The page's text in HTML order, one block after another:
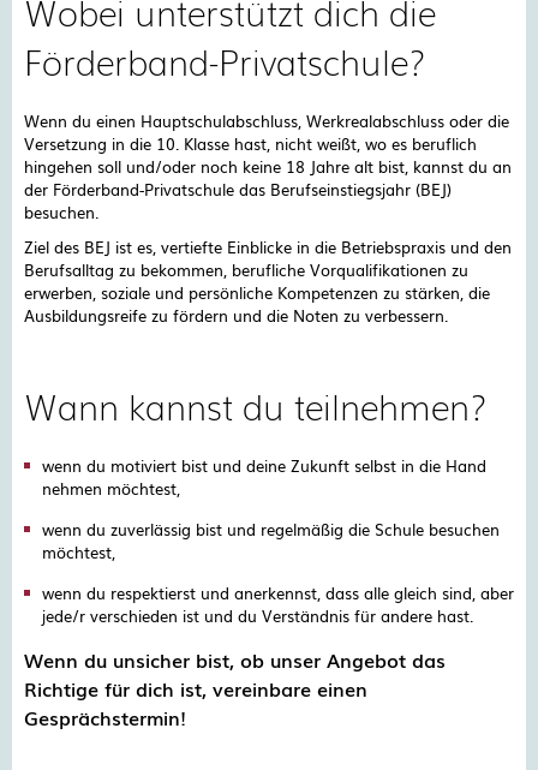
Wobei unterstützt dich die
Förderband-Privatschule?
Wenn du einen Hauptschulabschluss, Werkrealabschluss oder die
Versetzung in die 10. Klasse hast, nicht weißt, wo es beruflich
hingehen soll und/oder noch keine 18 Jahre alt bist, kannst du an
der Förderband-Privatschule das Berufseinstiegsjahr (BEJ)
besuchen.
Ziel des BEJ ist es, vertiefte Einblicke in die Betriebspraxis und den
Berufsalltag zu bekommen, berufliche Vorqualifikationen zu
erwerben, soziale und persönliche Kompetenzen zu stärken, die
Ausbildungsreife zu fördern und die Noten zu verbessern.
Wann kannst du teilnehmen?
wenn du motiviert bist und deine Zukunft selbst in die Hand
nehmen möchtest,
wenn du zuverlässig bist und regelmäßig die Schule besuchen
möchtest,
wenn du respektierst und anerkennst, dass alle gleich sind, aber
jede/r verschieden ist und du Verständnis für andere hast.
Wenn du unsicher bist, ob unser Angebot das
Richtige für dich ist, vereinbare einen
Gesprächstermin!